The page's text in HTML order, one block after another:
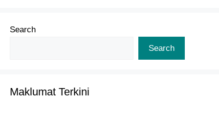
Search
Search
Maklumat Terkini